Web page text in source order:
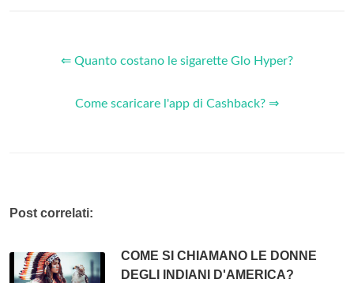
⇐ Quanto costano le sigarette Glo Hyper?
Come scaricare l'app di Cashback? ⇒
Post correlati:
COME SI CHIAMANO LE DONNE
DEGLI INDIANI D'AMERICA?